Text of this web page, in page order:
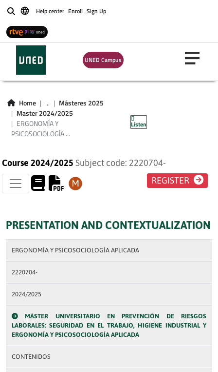
BuscarHelp center Enroll Sign Up
UNED Campus
Home ...
Másteres 2025
Master 2024/2025
ERGONOMÍA Y
PSICOSOCIOLOGÍA ...
Listen
ERGONOMÍA Y
PSICOSOCIOLOGÍA
APLICADA
Course 2024/2025 Subject code: 2220704-
REGISTER
PRESENTATION AND CONTEXTUALIZATION
ERGONOMÍA Y PSICOSOCIOLOGÍA APLICADA
2220704-
2024/2025
MÁSTER UNIVERSITARIO EN PREVENCIÓN DE RIESGOS
LABORALES: SEGURIDAD EN EL TRABAJO, HIGIENE INDUSTRIAL Y
ERGONOMÍA Y PSICOSOCIOLOGÍA APLICADA
CONTENIDOS